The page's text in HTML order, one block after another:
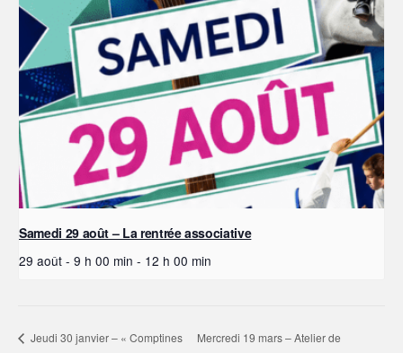
Samedi 29 août – La rentrée associative
29 août - 9 h 00 min - 12 h 00 min
Jeudi 30 janvier – « Comptines
Mercredi 19 mars – Atelier de